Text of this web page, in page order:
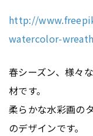
http://
watercolor-
春シーズン、様々
材です。
柔らかな水彩画の
のデザインです。